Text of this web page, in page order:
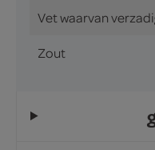
Vet waarvan
Zout